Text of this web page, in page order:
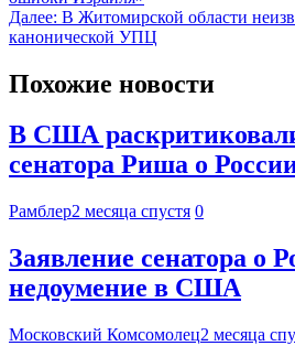
Далее: В Житомирской области
канонической УПЦ
Похожие новости
В США
сенатора Риша о
Рамблер2 месяца спустя 0
Заявление сенатора о
недоумение в США
Московский Комсомолец2 месяца